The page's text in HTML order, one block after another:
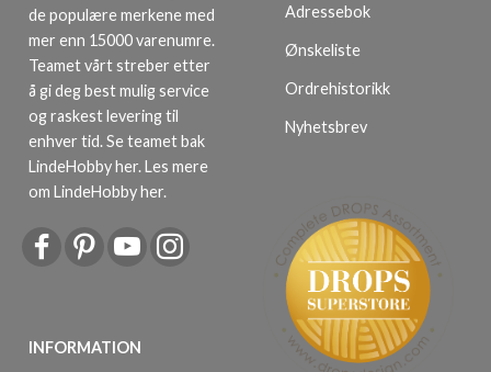
de populære merkene med
mer enn 15000 varenumre.
Teamet vårt streber etter
å gi deg best mulig service
og raskest levering til
enhver tid. Se teamet bak
LindeHobby her.Les mere
om LindeHobby her.
INFORMATION
Adressebok
Ønskeliste
Ordrehistorikk
Nyhetsbrev